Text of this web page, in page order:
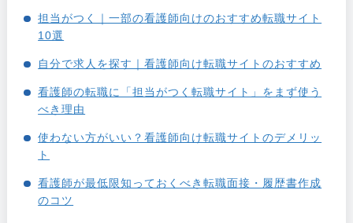
担当がつく｜一部の看護師向けのおすすめ転職サイト
10選
自分で求人を探す｜看護師向け転職サイトのおすすめ
看護師の転職に「担当がつく転職サイト」をまず使う
べき理由
使わない方がいい？看護師向け転職サイトのデメリッ
ト
看護師が最低限知っておくべき転職面接・履歴書作成
のコツ